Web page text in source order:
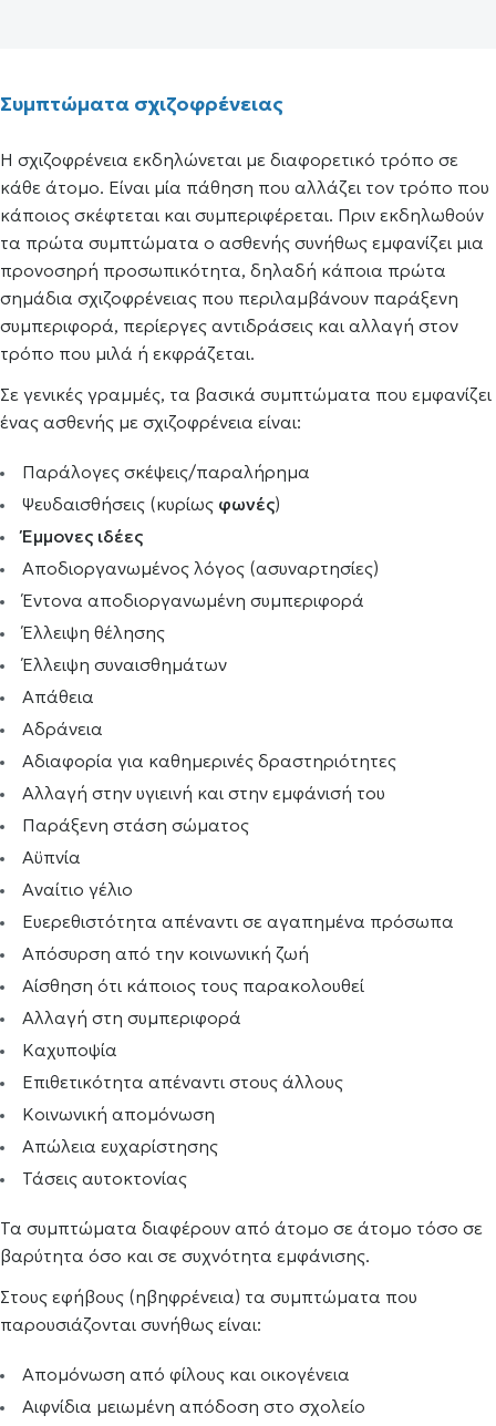
Συμπτώματα σχιζοφρένειας
Η σχιζοφρένεια εκδηλώνεται με διαφορετικό τρόπο σε
κάθε άτομο. Είναι μία πάθηση που αλλάζει τον τρόπο που
κάποιος σκέφτεται και συμπεριφέρεται. Πριν εκδηλωθούν
τα πρώτα συμπτώματα ο ασθενής συνήθως εμφανίζει μια
προνοσηρή προσωπικότητα, δηλαδή κάποια πρώτα
σημάδια σχιζοφρένειας που περιλαμβάνουν παράξενη
συμπεριφορά, περίεργες αντιδράσεις και αλλαγή στον
τρόπο που μιλά ή εκφράζεται.
Σε γενικές γραμμές, τα βασικά συμπτώματα που εμφανίζει
ένας ασθενής με σχιζοφρένεια είναι:
Παράλογες σκέψεις/παραλήρημα
Ψευδαισθήσεις (κυρίως φωνές)
Έμμονες ιδέες
Αποδιοργανωμένος λόγος (ασυναρτησίες)
Έντονα αποδιοργανωμένη συμπεριφορά
Έλλειψη θέλησης
Έλλειψη συναισθημάτων
Απάθεια
Αδράνεια
Αδιαφορία για καθημερινές δραστηριότητες
Αλλαγή στην υγιεινή και στην εμφάνισή του
Παράξενη στάση σώματος
Αϋπνία
Αναίτιο γέλιο
Ευερεθιστότητα απέναντι σε αγαπημένα πρόσωπα
Απόσυρση από την κοινωνική ζωή
Αίσθηση ότι κάποιος τους παρακολουθεί
Αλλαγή στη συμπεριφορά
Καχυποψία
Επιθετικότητα απέναντι στους άλλους
Κοινωνική απομόνωση
Απώλεια ευχαρίστησης
Τάσεις αυτοκτονίας
Τα συμπτώματα διαφέρουν από άτομο σε άτομο τόσο σε
βαρύτητα όσο και σε συχνότητα εμφάνισης.
Στους εφήβους (ηβηφρένεια) τα συμπτώματα που
παρουσιάζονται συνήθως είναι:
Απομόνωση από φίλους και οικογένεια
Αιφνίδια μειωμένη απόδοση στο σχολείο